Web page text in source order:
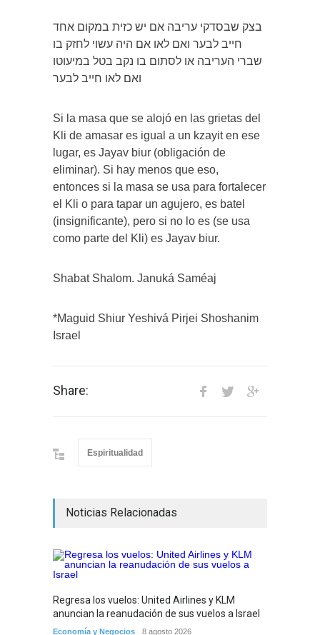
בצק שבסדקי עריבה אם יש כזית במקום אחד
חייב לבער ואם לאו אם היה עשוי לחזק בו
שברי העריבה או לסתום בו נקב בטל במיעוטו
ואם לאו חייב לבער
Si la masa que se alojó en las grietas del
Kli de amasar es igual a un kzayit en ese
lugar, es Jayav biur (obligación de
eliminar). Si hay menos que eso,
entonces si la masa se usa para fortalecer
el Kli o para tapar un agujero, es batel
(insignificante), pero si no lo es (se usa
como parte del Kli) es Jayav biur.
Shabat Shalom. Januká Saméaj
*Maguid Shiur Yeshivá Pirjei Shoshanim
Israel
Share:
Espiritualidad
Noticias Relacionadas
Regresa los vuelos: United Airlines y KLM
anuncian la reanudación de sus vuelos a Israel
Economía y Negocios 8 agosto 2026